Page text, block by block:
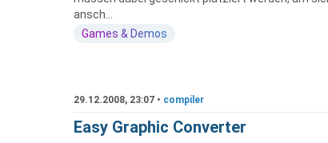
ansch...
Games & Demos
29.12.2008, 23:07 • compiler
Easy Graphic Converter